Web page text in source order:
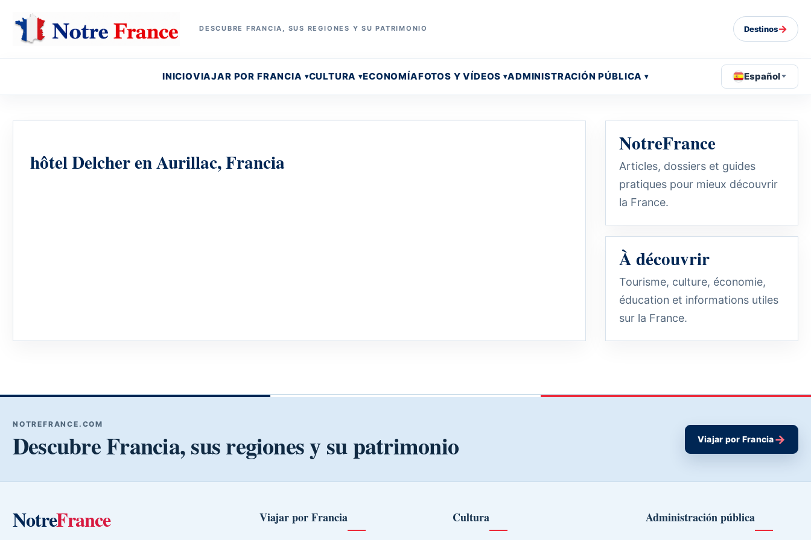
DESCUBRE FRANCIA, SUS REGIONES Y SU PATRIMONIO Destinos→
INICIOVIAJAR POR FRANCIA CULTURA ECONOMÍAFOTOS Y VÍDEOS ADMINISTRACIÓN PÚBLICA Español
hôtel Delcher en Aurillac, Francia
NotreFrance
Articles, dossiers et guides
pratiques pour mieux découvrir
la France.
À découvrir
Tourisme, culture, économie,
éducation et informations utiles
sur la France.
NOTREFRANCE.COM
Descubre Francia, sus regiones y su patrimonio Viajar por Francia→
NotreFrance Viajar por Francia Cultura Administración pública